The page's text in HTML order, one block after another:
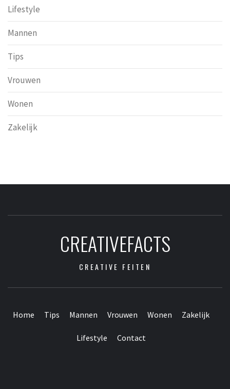
Lifestyle
Mannen
Tips
Vrouwen
Wonen
Zakelijk
CREATIVEFACTS
CREATIVE FEITEN
Home Tips Mannen Vrouwen Wonen Zakelijk
Lifestyle Contact